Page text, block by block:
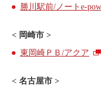
勝川駅前/ノートe-
< 岡崎市 >
東岡崎ＰＢ/アクア
< 名古屋市 >